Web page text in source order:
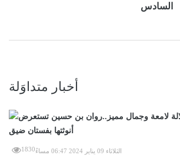
السادس
أخبار متداوَلة
الثلاثاء 09 يناير 2024 06:47 مساءً 1830